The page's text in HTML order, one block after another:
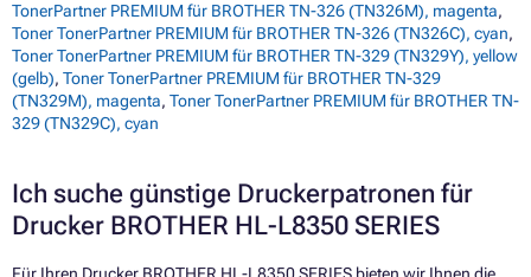
TonerPartner PREMIUM für BROTHER TN-326 (TN326M), magenta,
Toner TonerPartner PREMIUM für BROTHER TN-326 (TN326C), cyan,
Toner TonerPartner PREMIUM für BROTHER TN-329 (TN329Y), yellow
(gelb), Toner TonerPartner PREMIUM für BROTHER TN-329
(TN329M), magenta, Toner TonerPartner PREMIUM für BROTHER TN-
329 (TN329C), cyan
Ich suche günstige Druckerpatronen für
Drucker BROTHER HL-L8350 SERIES